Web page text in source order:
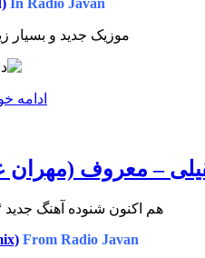
موزیک جدید و بسیار
ادامه
– معروف
هم اکنون شنوده آهنگ جدید
From Radio Javan